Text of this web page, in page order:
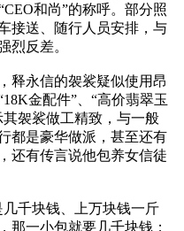
和尚”的称呼。部分照
接送、随行人员安排，与
烈反差。
释永信的袈裟疑似使用昂
金配件”、“高价翡翠玉
袈裟做工精致，与一般
都是豪华做派，甚至还有
还有传言说他包养女信徒
千块钱、上万块钱一斤
那一小包就要几千块钱；